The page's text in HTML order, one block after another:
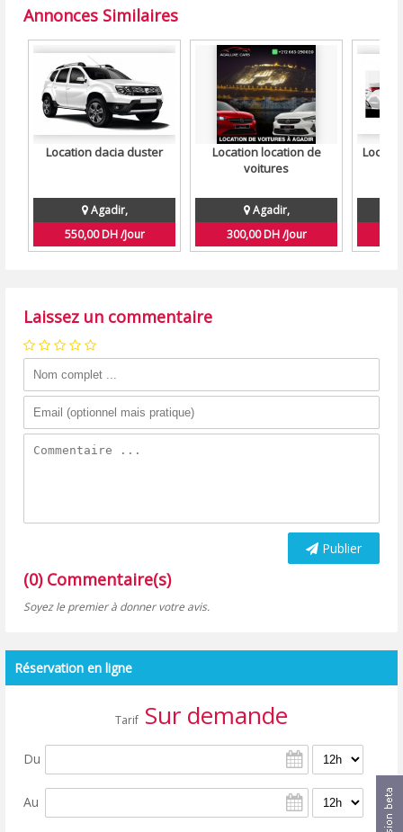
Annonces Similaires
Location dacia duster
Agadir,
550,00 DH /Jour
Location location de
voitures
Agadir,
300,00 DH /Jour
Laissez un commentaire
Publier
(0) Commentaire(s)
Soyez le premier à donner votre avis.
Réservation en ligne
TarifSur demande
Du
Au